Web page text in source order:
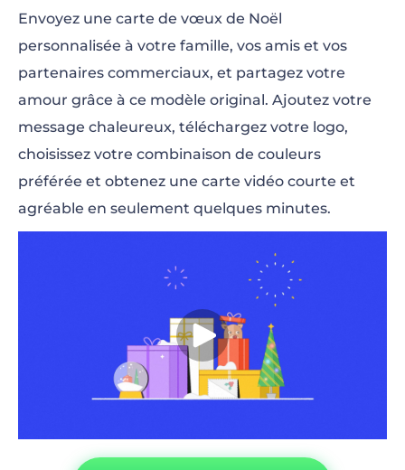
Envoyez une carte de vœux de Noël
personnalisée à votre famille, vos amis et vos
partenaires commerciaux, et partagez votre
amour grâce à ce modèle original. Ajoutez votre
message chaleureux, téléchargez votre logo,
choisissez votre combinaison de couleurs
préférée et obtenez une carte vidéo courte et
agréable en seulement quelques minutes.